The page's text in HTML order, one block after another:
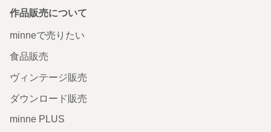
作品販売について
minneで売りたい
食品販売
ヴィンテージ販売
ダウンロード販売
minne PLUS